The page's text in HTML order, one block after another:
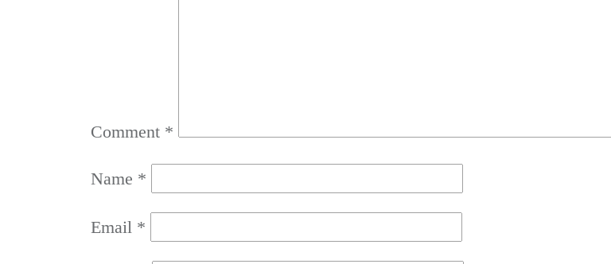
Comment *
Name *
Email *